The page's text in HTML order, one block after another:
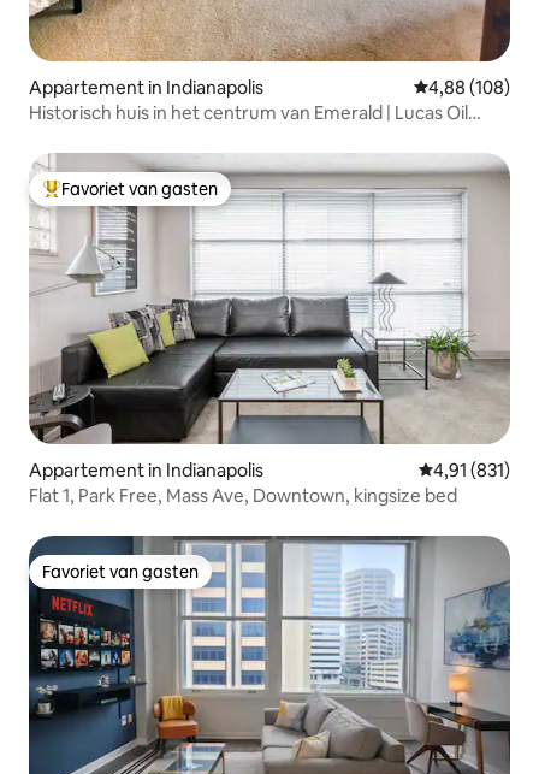
Appartement in Indianapolis Gemiddelde
4,88 (108)
Historisch huis in het centrum van Emerald | Lucas Oil
Topfavoriet van gasten
Favoriet van gasten
Appartement in Indianapolis Gemiddelde
4,91 (831)
Flat 1, Park Free, Mass Ave, Downtown, kingsize bed
Favoriet van gasten
Favoriet van gasten